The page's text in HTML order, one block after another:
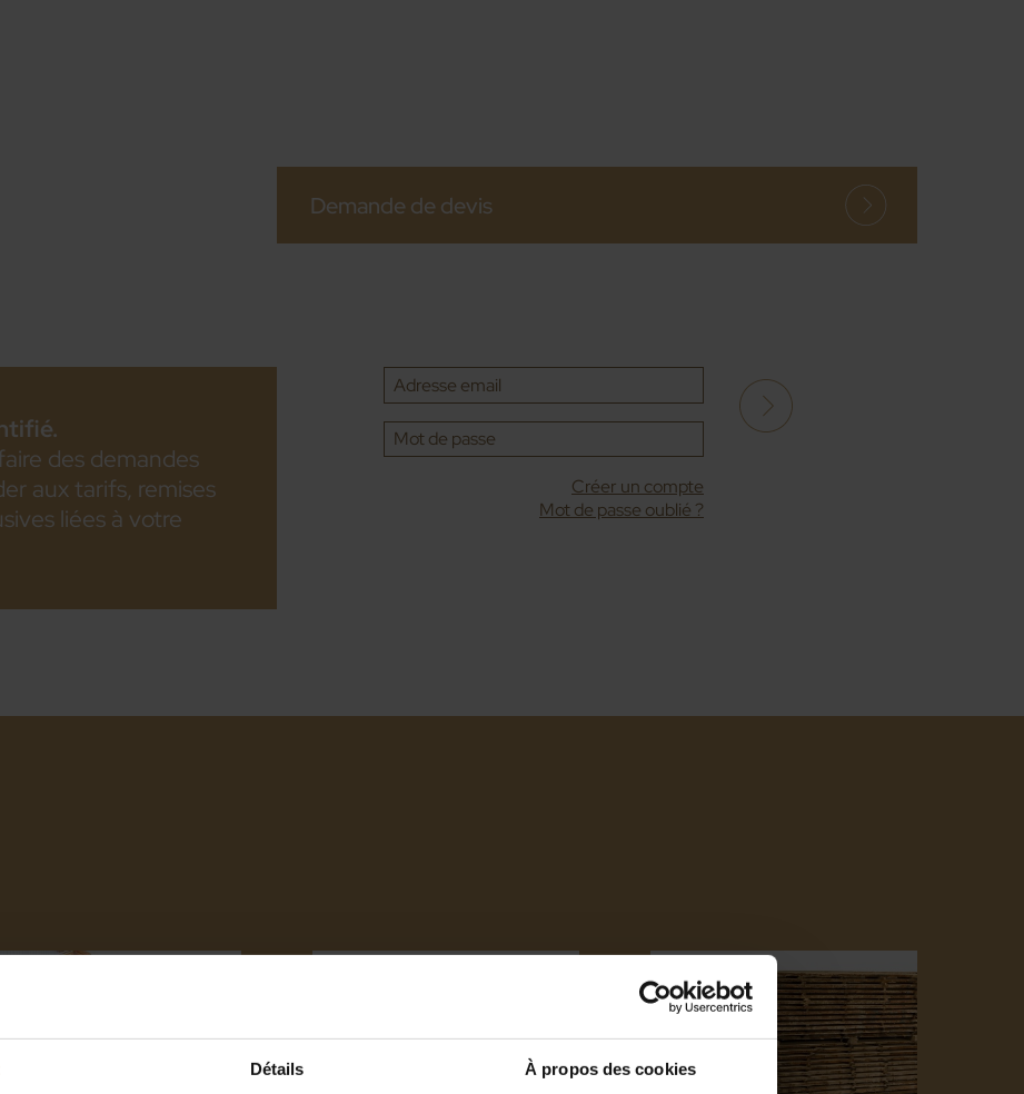
Détails À propos des cookies
Demande de devis
des demandes
aux tarifs, remises
liées à votre
Créer un compte
Mot de passe oublié ?